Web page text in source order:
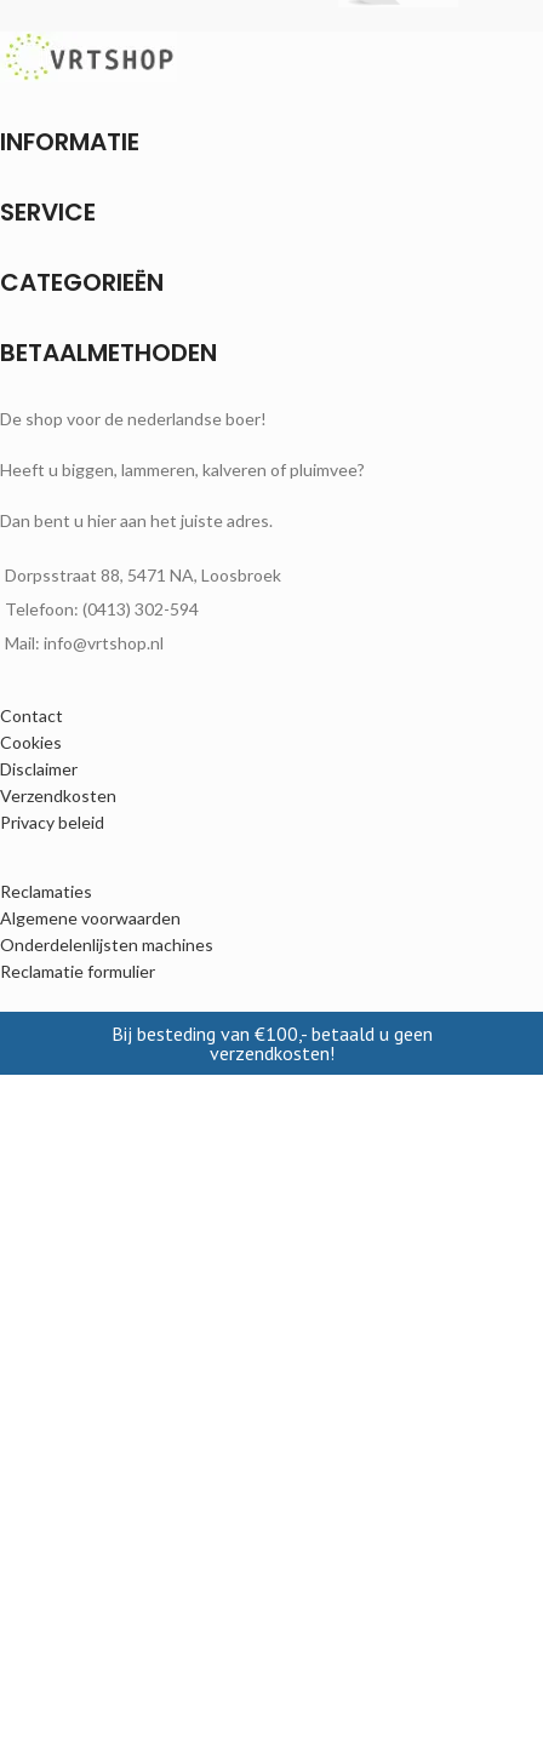
INFORMATIE
SERVICE
CATEGORIEËN
BETAALMETHODEN
De shop voor de nederlandse boer!
Heeft u biggen, lammeren, kalveren of pluimvee?
Dan bent u hier aan het juiste adres.
Dorpsstraat 88, 5471 NA, Loosbroek
Telefoon: (0413) 302-594
Mail: info@vrtshop.nl
Contact
Cookies
Disclaimer
Verzendkosten
Privacy beleid
Reclamaties
Algemene voorwaarden
Onderdelenlijsten machines
Reclamatie formulier
Alle categoriënBij besteding van €100,- betaald u geen
verzendkosten!